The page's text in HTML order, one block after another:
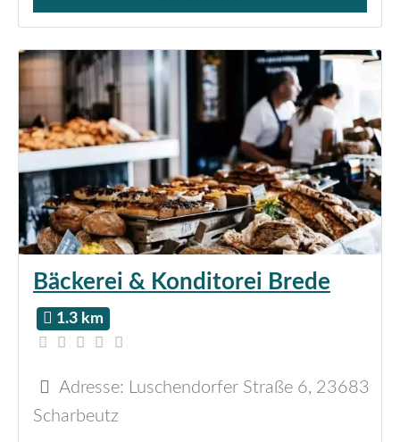
Verkauf von Brötchen,
Bäckerei & Konditorei Brede
1.3 km
Adresse: Luschendorfer Straße 6, 23683
Scharbeutz